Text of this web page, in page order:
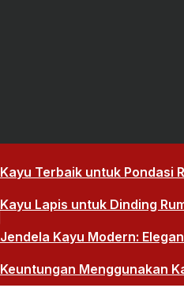
Kayu Terbaik untuk Pondasi
Kayu Lapis untuk Dinding
Jendela Kayu Modern:
Keuntungan Menggunakan